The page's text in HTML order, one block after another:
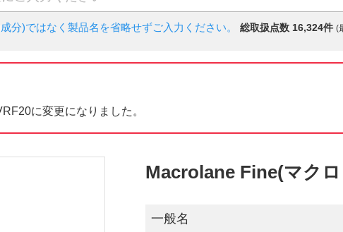
分)ではなく 製品名を省略せずご入力ください。 総取扱点数 16,324件 (
に変更になりました。
Macrolane Fine(マク
一般名